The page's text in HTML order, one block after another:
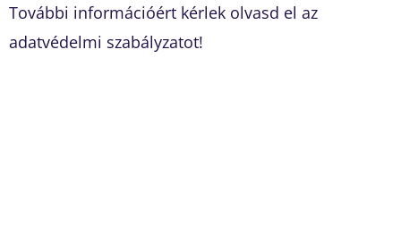
További információért kérlek olvasd el az
adatvédelmi szabályzatot!